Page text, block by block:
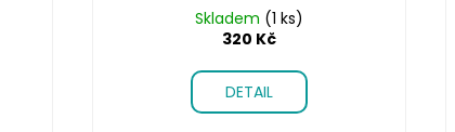
Skladem (1 ks)
320 Kč
DETAIL